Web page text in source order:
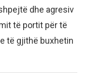
dhe agresiv
të portit për të
të gjithë buxhetin